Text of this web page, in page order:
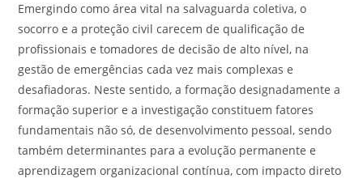
Emergindo como área vital na salvaguarda coletiva, o
socorro e a proteção civil carecem de qualificação de
profissionais e tomadores de decisão de alto nível, na
gestão de emergências cada vez mais complexas e
desafiadoras. Neste sentido, a formação designadamente a
formação superior e a investigação constituem fatores
fundamentais não só, de desenvolvimento pessoal, sendo
também determinantes para a evolução permanente e
aprendizagem organizacional contínua, com impacto direto